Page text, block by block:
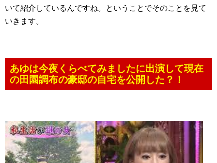
いて紹介しているんですね。ということでそのことを見て
いきます。
あゆは今夜くらべてみましたに出演して現在
の田園調布の豪邸の自宅を公開した？！